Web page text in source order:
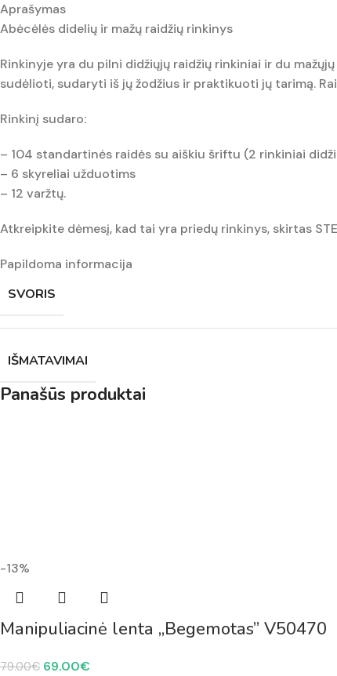
Aprašymas
Abėcėlės didelių ir mažų raidžių rinkinys
Rinkinyje yra du pilni didžiųjų raidžių rinkiniai ir du
sudėlioti, sudaryti iš jų žodžius ir praktikuoti jų tarimą.
Rinkinį sudaro:
– 104 standartinės raidės su aiškiu šriftu (2 rinkiniai
– 6 skyreliai užduotims
– 12 varžtų.
Atkreipkite dėmesį, kad tai yra priedų rinkinys, skirtas
Papildoma informacija
SVORIS
IŠMATAVIMAI
Panašūs produktai
-13%
Manipuliacinė lenta „Begemotas” V50470
79.00€ 69.00€